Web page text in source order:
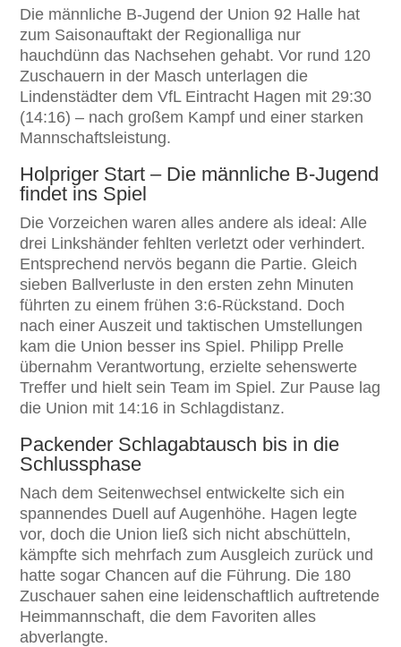
Die männliche B-Jugend der Union 92 Halle hat
zum Saisonauftakt der Regionalliga nur
hauchdünn das Nachsehen gehabt. Vor rund 120
Zuschauern in der Masch unterlagen die
Lindenstädter dem VfL Eintracht Hagen mit 29:30
(14:16) – nach großem Kampf und einer starken
Mannschaftsleistung.
Holpriger Start – Die männliche B-Jugend
findet ins Spiel
Die Vorzeichen waren alles andere als ideal: Alle
drei Linkshänder fehlten verletzt oder verhindert.
Entsprechend nervös begann die Partie. Gleich
sieben Ballverluste in den ersten zehn Minuten
führten zu einem frühen 3:6-Rückstand. Doch
nach einer Auszeit und taktischen Umstellungen
kam die Union besser ins Spiel. Philipp Prelle
übernahm Verantwortung, erzielte sehenswerte
Treffer und hielt sein Team im Spiel. Zur Pause lag
die Union mit 14:16 in Schlagdistanz.
Packender Schlagabtausch bis in die
Schlussphase
Nach dem Seitenwechsel entwickelte sich ein
spannendes Duell auf Augenhöhe. Hagen legte
vor, doch die Union ließ sich nicht abschütteln,
kämpfte sich mehrfach zum Ausgleich zurück und
hatte sogar Chancen auf die Führung. Die 180
Zuschauer sahen eine leidenschaftlich auftretende
Heimmannschaft, die dem Favoriten alles
abverlangte.